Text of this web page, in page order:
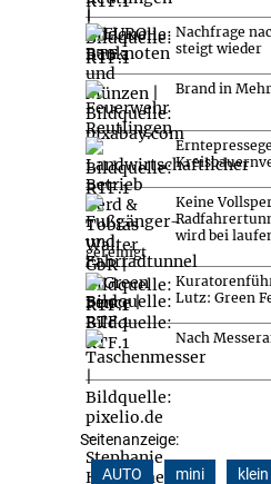
Nachfrage
steigt wieder
Brand in
Keine
wird bei
gereinigt
Lutz: Green
Nach
Seitenanzeige:
AUTO
mini klein